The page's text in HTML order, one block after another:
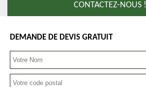
CONTACTEZ-NOUS !
DEMANDE DE DEVIS GRATUIT